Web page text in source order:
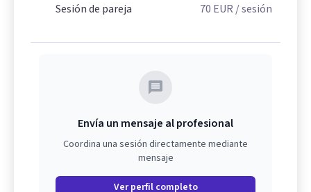
Sesión de pareja
70 EUR / sesión
Envía un mensaje al profesional
Coordina una sesión directamente mediante
mensaje
Ver perfil completo